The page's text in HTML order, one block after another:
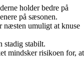
holder bedre på
på sæsonen.
næsten umuligt at knuse
stadig stabilt.
mindsker risikoen for, at